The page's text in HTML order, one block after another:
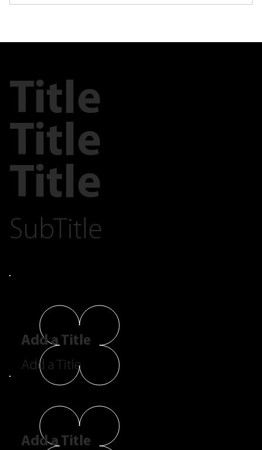
Title
Title
Title
SubTitle
Add a Title
Add a Title
Add a Title